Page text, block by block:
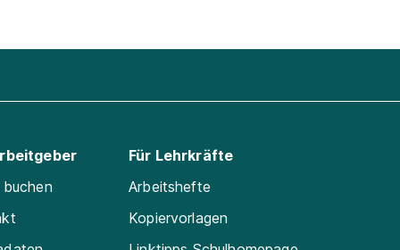
Für Lehrkräfte
Arbeitshefte
Kopiervorlagen